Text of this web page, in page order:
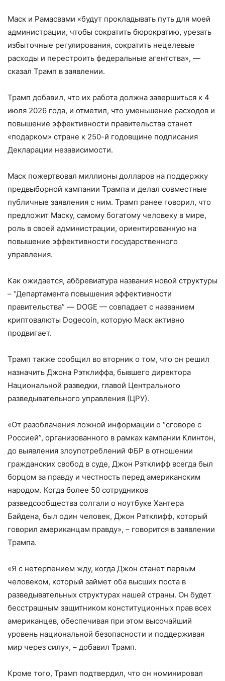
Маск и Рамасвами «будут прокладывать путь для моей
администрации, чтобы сократить бюрократию, урезать
избыточные регулирования, сократить нецелевые
расходы и перестроить федеральные агентства», —
сказал Трамп в заявлении.
Трамп добавил, что их работа должна завершиться к 4
июля 2026 года, и отметил, что уменьшение расходов и
повышение эффективности правительства станет
«подарком» стране к 250-й годовщине подписания
Декларации независимости.
Маск пожертвовал миллионы долларов на поддержку
предвыборной кампании Трампа и делал совместные
публичные заявления с ним. Трамп ранее говорил, что
предложит Маску, самому богатому человеку в мире,
роль в своей администрации, ориентированную на
повышение эффективности государственного
управления.
Как ожидается, аббревиатура названия новой структуры
– “Департамента повышения эффективности
правительства” — DOGE — совпадает с названием
криптовалюты Dogecoin, которую Маск активно
продвигает.
Трамп также сообщил во вторник о том, что он решил
назначить Джона Рэтклиффа, бывшего директора
Национальной разведки, главой Центрального
разведывательного управления (ЦРУ).
«От разоблачения ложной информации о “сговоре с
Россией”, организованного в рамках кампании Клинтон,
до выявления злоупотреблений ФБР в отношении
гражданских свобод в суде, Джон Рэтклифф всегда был
борцом за правду и честность перед американским
народом. Когда более 50 сотрудников
разведсообщества солгали о ноутбуке Хантера
Байдена, был один человек, Джон Рэтклифф, который
говорил американцам правду», – говорится в заявлении
Трампа.
«Я с нетерпением жду, когда Джон станет первым
человеком, который займет оба высших поста в
разведывательных структурах нашей страны. Он будет
бесстрашным защитником конституционных прав всех
американцев, обеспечивая при этом высочайший
уровень национальной безопасности и поддерживая
мир через силу», – добавил Трамп.
Кроме того, Трамп подтвердил, что он номинировал